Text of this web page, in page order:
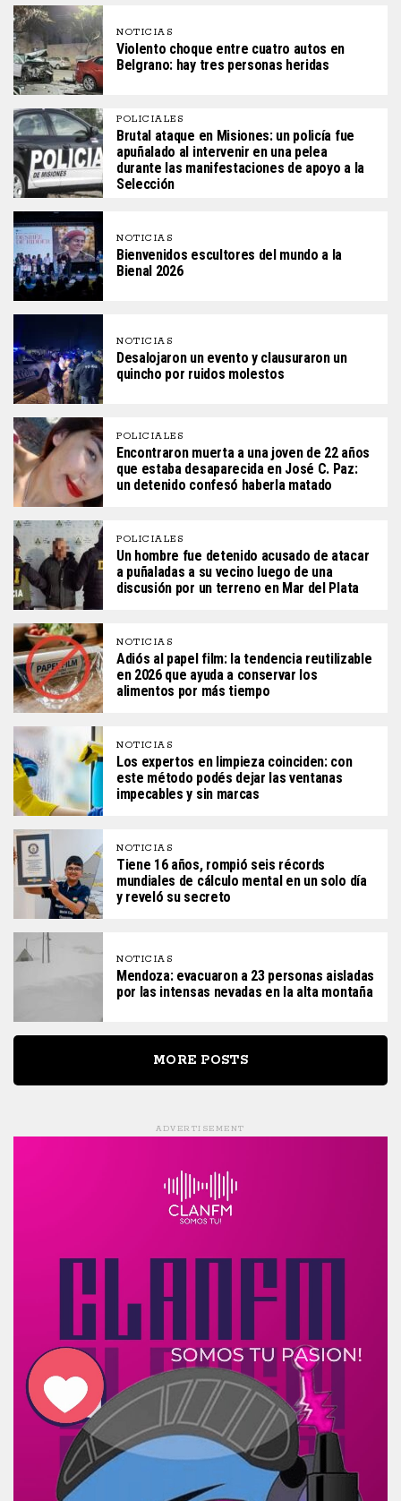
NOTICIAS
Violento choque entre cuatro autos en
Belgrano: hay tres personas heridas
POLICIALES
Brutal ataque en Misiones: un policía fue
apuñalado al intervenir en una pelea
durante las manifestaciones de apoyo a la
Selección
NOTICIAS
Bienvenidos escultores del mundo a la
Bienal 2026
NOTICIAS
Desalojaron un evento y clausuraron un
quincho por ruidos molestos
POLICIALES
Encontraron muerta a una joven de 22 años
que estaba desaparecida en José C. Paz:
un detenido confesó haberla matado
POLICIALES
Un hombre fue detenido acusado de atacar
a puñaladas a su vecino luego de una
discusión por un terreno en Mar del Plata
NOTICIAS
Adiós al papel film: la tendencia reutilizable
en 2026 que ayuda a conservar los
alimentos por más tiempo
NOTICIAS
Los expertos en limpieza coinciden: con
este método podés dejar las ventanas
impecables y sin marcas
NOTICIAS
Tiene 16 años, rompió seis récords
mundiales de cálculo mental en un solo día
y reveló su secreto
NOTICIAS
Mendoza: evacuaron a 23 personas aisladas
por las intensas nevadas en la alta montaña
MORE POSTS
ADVERTISEMENT